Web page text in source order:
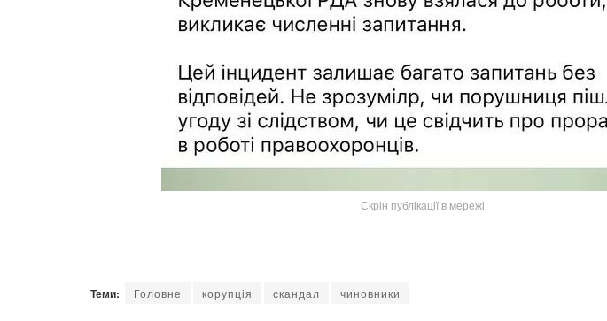
Скрін публікації в мережі
Теми: Головне корупція скандал чиновники